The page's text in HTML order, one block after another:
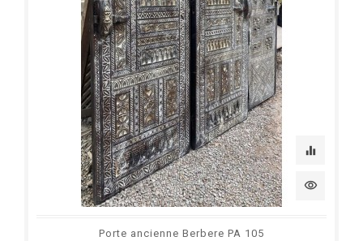
equalizer
visibility
Porte ancienne Berbere PA 105